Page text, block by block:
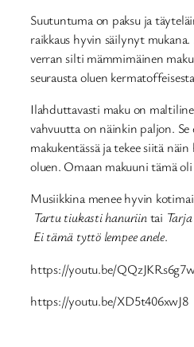
Suutuntuma on paksu ja
raikkaus hyvin säilynyt
verran silti mämmimäinen
seurausta oluen
Ilahduttavasti maku on
vahvuutta on näinkin paljon.
makukentässä ja tekee siitä
oluen. Omaan makuuni tämä
Musiikkina menee hyvin
Tartu tiukasti hanuriintai
Ei tämä tyttö lempee anele.
https://youtu.be/
https://youtu.be/XD5t406xwJ8